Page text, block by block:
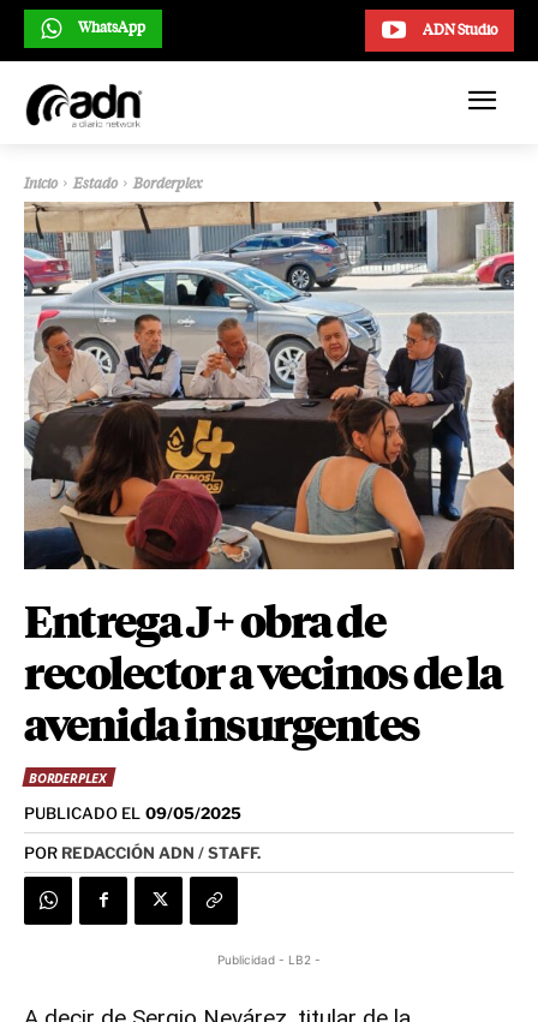
ADN Studio
WhatsApp
Inicio Estado Borderplex
Entrega J+ obra de
recolector a vecinos de la
avenida insurgentes
BORDERPLEX
PUBLICADO EL 09/05/2025
POR REDACCIÓN ADN / STAFF.
Publicidad - LB2 -